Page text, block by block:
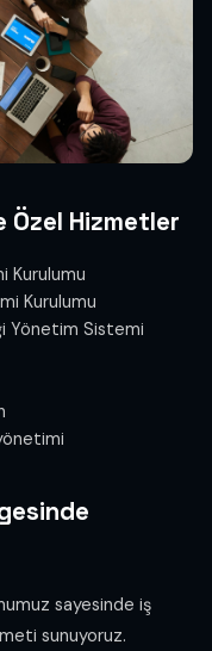
Özel Hizmetler
Kurulumu
Kurulumu
Yönetim Sistemi
sayesinde iş
sunuyoruz.